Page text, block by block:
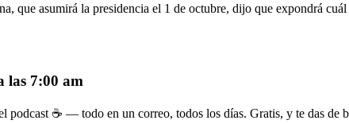
que asumirá la presidencia el 1 de octubre, dijo que expondrá
las 7:00 am
podcast ☕ — todo en un correo, todos los días. Gratis, y te das de